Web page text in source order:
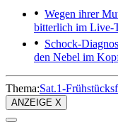
Wegen ihrer
bitterlich im Live-
Schock-
den Nebel im
Thema:Sat.1-
ANZEIGE X